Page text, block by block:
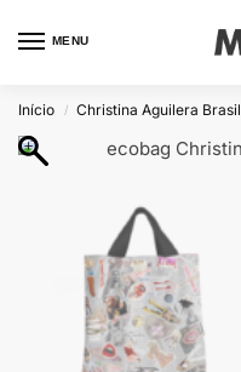
MENU
Início / Christina Aguilera Brasil